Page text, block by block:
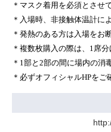
＊マスク着用を必須とさせ
＊入場時、非接触体温計に
＊発熱のある方は入場をお
＊複数枚購入の際は、1席
＊1部と2部の間に場内の消
＊必ずオフィシャルHPをご